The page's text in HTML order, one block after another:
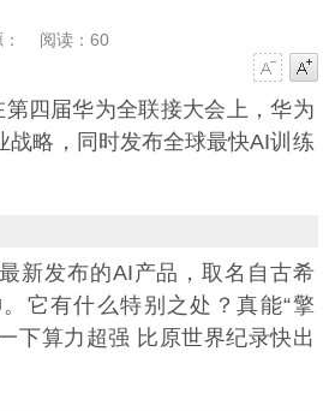
阅读：60
四届华为全联接大会上，华为
战略，同时发布全球最快AI训练
新发布的AI产品，取名自古希
它有什么特别之处？真能“擎
下算力超强 比原世界纪录快出